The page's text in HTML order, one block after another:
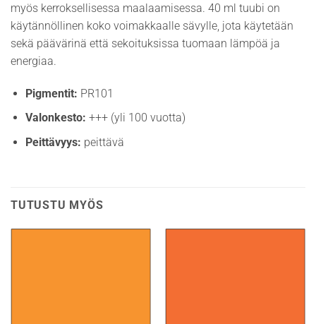
myös kerroksellisessa maalaamisessa. 40 ml tuubi on
käytännöllinen koko voimakkaalle sävylle, jota käytetään
sekä päävärinä että sekoituksissa tuomaan lämpöä ja
energiaa.
Pigmentit: PR101
Valonkesto: +++ (yli 100 vuotta)
Peittävyys: peittävä
TUTUSTU MYÖS